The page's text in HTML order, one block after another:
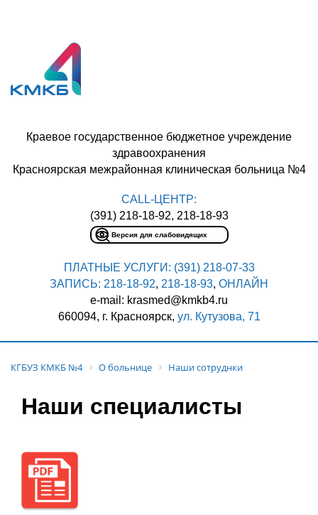
CALL-ЦЕНТР:
(391) 218-18-92, 218-18-93
Версия для слабовидящих
Краевое государственное бюджетное учреждение
здравоохранения
Красноярская межрайонная клиническая больница №4
ПЛАТНЫЕ УСЛУГИ: (391) 218-07-33
ЗАПИСЬ: 218-18-92, 218-18-93, ОНЛАЙН
e-mail: krasmed@kmkb4.ru
660094, г. Красноярск, ул. Кутузова, 71
КГБУЗ КМКБ №4 О больнице Наши сотруднки
Наши специалисты